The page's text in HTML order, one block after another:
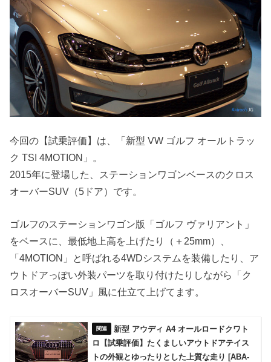
今回の【試乗評価】は、「新型 VW ゴルフ オールトラッ
ク TSI 4MOTION」。
2015年に登場した、ステーションワゴンベースのクロス
オーバーSUV（5ドア）です。
ゴルフのステーションワゴン版「ゴルフ ヴァリアント」
をベースに、最低地上高を上げたり（＋25mm）、
「4MOTION」と呼ばれる4WDシステムを装備したり、ア
ウトドアっぽい外装パーツを取り付けたりしながら「ク
ロスオーバーSUV」風に仕立て上げてます。
新型 アウディ A4 オールロードクワト
ロ【試乗評価】たくましいアウトドアテイス
トの外観とゆったりとした上質な走り [ABA-